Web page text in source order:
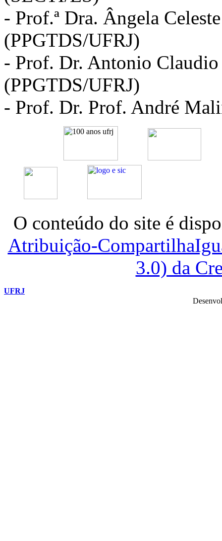
- Prof.ª Dra. Ângela
(PPGTDS/UFRJ)
- Prof. Dr. Antonio Claudio
(PPGTDS/UFRJ)
- Prof. Dr. Prof. André
O conteúdo do site é
Atribuição-
3.0) da
UFRJ